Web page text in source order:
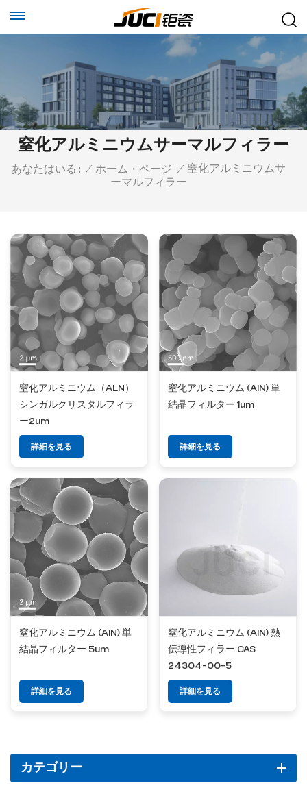
窒化アルミニウムサーマルフィラー
あなたはいる : / ホーム・ページ / 窒化アルミニウムサ
ーマルフィラー
窒化アルミニウム（ALN）
シンガルクリスタルフィラ
ー2um
詳細を見る
窒化アルミニウム (AlN) 単
結晶フィルター 1um
詳細を見る
窒化アルミニウム (AlN) 単
結晶フィルター 5um
詳細を見る
窒化アルミニウム (AlN) 熱
伝導性フィラー CAS
24304-00-5
詳細を見る
カテゴリー